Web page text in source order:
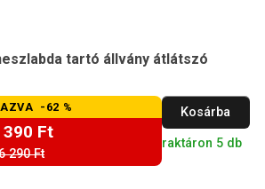
tartó állvány átlátszó
-62 %
390 Ft
290 Ft
Kosárba
raktáron 5 db